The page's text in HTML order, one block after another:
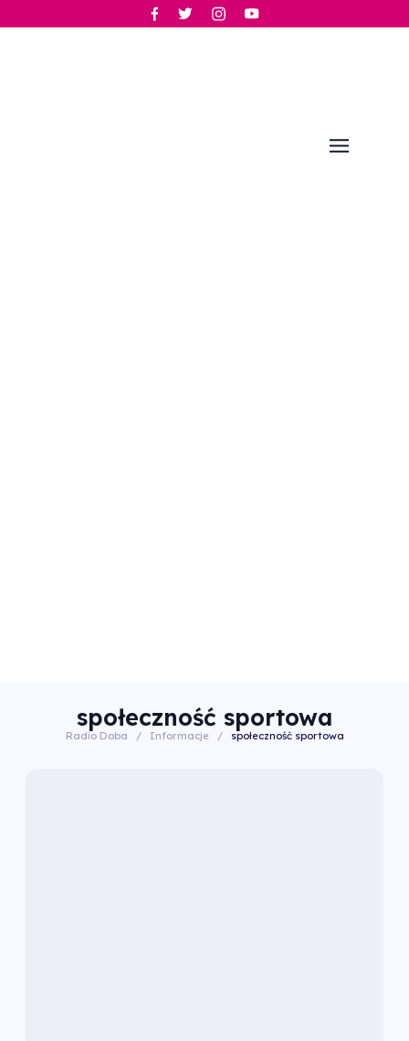
społeczność sportowa
Radio Doba / Informacje / społeczność sportowa